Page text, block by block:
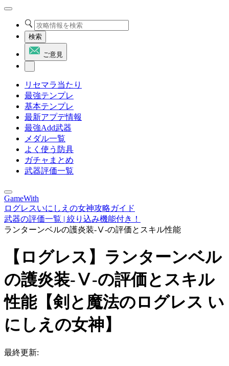
検索
ご意見
リセマラ当たり
最強テンプレ
基本テンプレ
最新アプデ情報
最強Add武器
メダル一覧
よく使う防具
ガチャまとめ
武器評価一覧
GameWith
ログレスいにしえの女神攻略ガイド
武器の評価一覧 | 絞り込み機能付き！
ランターンベルの護炎装-Ⅴ-の評価とスキル性能
【ログレス】ランターンベル
の護炎装-Ⅴ-の評価とスキル
性能【剣と魔法のログレス い
にしえの女神】
最終更新: